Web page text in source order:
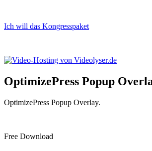
Ich will das Kongresspaket
OptimizePress Popup
OptimizePress Popup Overlay.
Free Download